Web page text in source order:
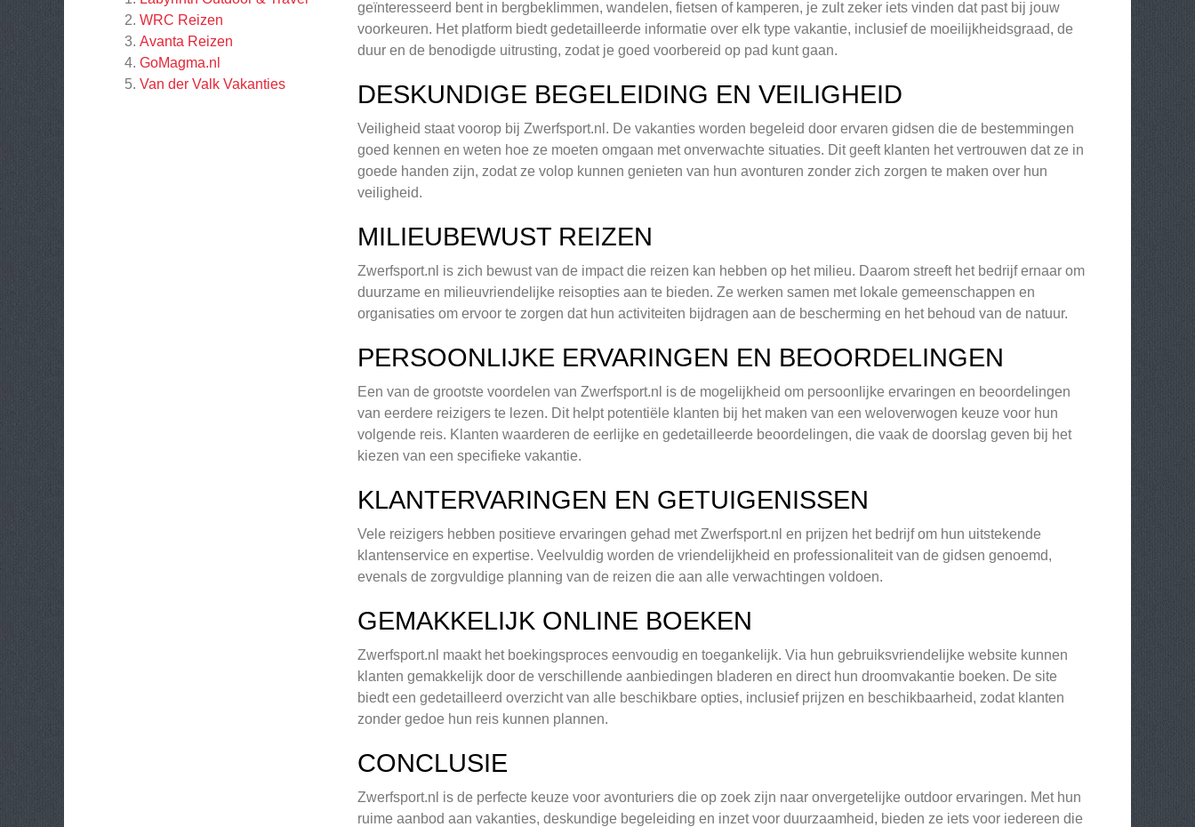
WRC Reizen
Avanta Reizen
GoMagma.nl
Van der Valk Vakanties
geïnteresseerd bent in bergbeklimmen, wandelen, fietsen of kamperen, je zult zeker iets vinden dat past bij jouw
voorkeuren. Het platform biedt gedetailleerde informatie over elk type vakantie, inclusief de moeilijkheidsgraad, de
duur en de benodigde uitrusting, zodat je goed voorbereid op pad kunt gaan.
DESKUNDIGE BEGELEIDING EN VEILIGHEID
Veiligheid staat voorop bij Zwerfsport.nl. De vakanties worden begeleid door ervaren gidsen die de bestemmingen
goed kennen en weten hoe ze moeten omgaan met onverwachte situaties. Dit geeft klanten het vertrouwen dat ze in
goede handen zijn, zodat ze volop kunnen genieten van hun avonturen zonder zich zorgen te maken over hun
veiligheid.
MILIEUBEWUST REIZEN
Zwerfsport.nl is zich bewust van de impact die reizen kan hebben op het milieu. Daarom streeft het bedrijf ernaar om
duurzame en milieuvriendelijke reisopties aan te bieden. Ze werken samen met lokale gemeenschappen en
organisaties om ervoor te zorgen dat hun activiteiten bijdragen aan de bescherming en het behoud van de natuur.
PERSOONLIJKE ERVARINGEN EN BEOORDELINGEN
Een van de grootste voordelen van Zwerfsport.nl is de mogelijkheid om persoonlijke ervaringen en beoordelingen
van eerdere reizigers te lezen. Dit helpt potentiële klanten bij het maken van een weloverwogen keuze voor hun
volgende reis. Klanten waarderen de eerlijke en gedetailleerde beoordelingen, die vaak de doorslag geven bij het
kiezen van een specifieke vakantie.
KLANTERVARINGEN EN GETUIGENISSEN
Vele reizigers hebben positieve ervaringen gehad met Zwerfsport.nl en prijzen het bedrijf om hun uitstekende
klantenservice en expertise. Veelvuldig worden de vriendelijkheid en professionaliteit van de gidsen genoemd,
evenals de zorgvuldige planning van de reizen die aan alle verwachtingen voldoen.
GEMAKKELIJK ONLINE BOEKEN
Zwerfsport.nl maakt het boekingsproces eenvoudig en toegankelijk. Via hun gebruiksvriendelijke website kunnen
klanten gemakkelijk door de verschillende aanbiedingen bladeren en direct hun droomvakantie boeken. De site
biedt een gedetailleerd overzicht van alle beschikbare opties, inclusief prijzen en beschikbaarheid, zodat klanten
zonder gedoe hun reis kunnen plannen.
CONCLUSIE
Zwerfsport.nl is de perfecte keuze voor avonturiers die op zoek zijn naar onvergetelijke outdoor ervaringen. Met hun
ruime aanbod aan vakanties, deskundige begeleiding en inzet voor duurzaamheid, bieden ze iets voor iedereen die